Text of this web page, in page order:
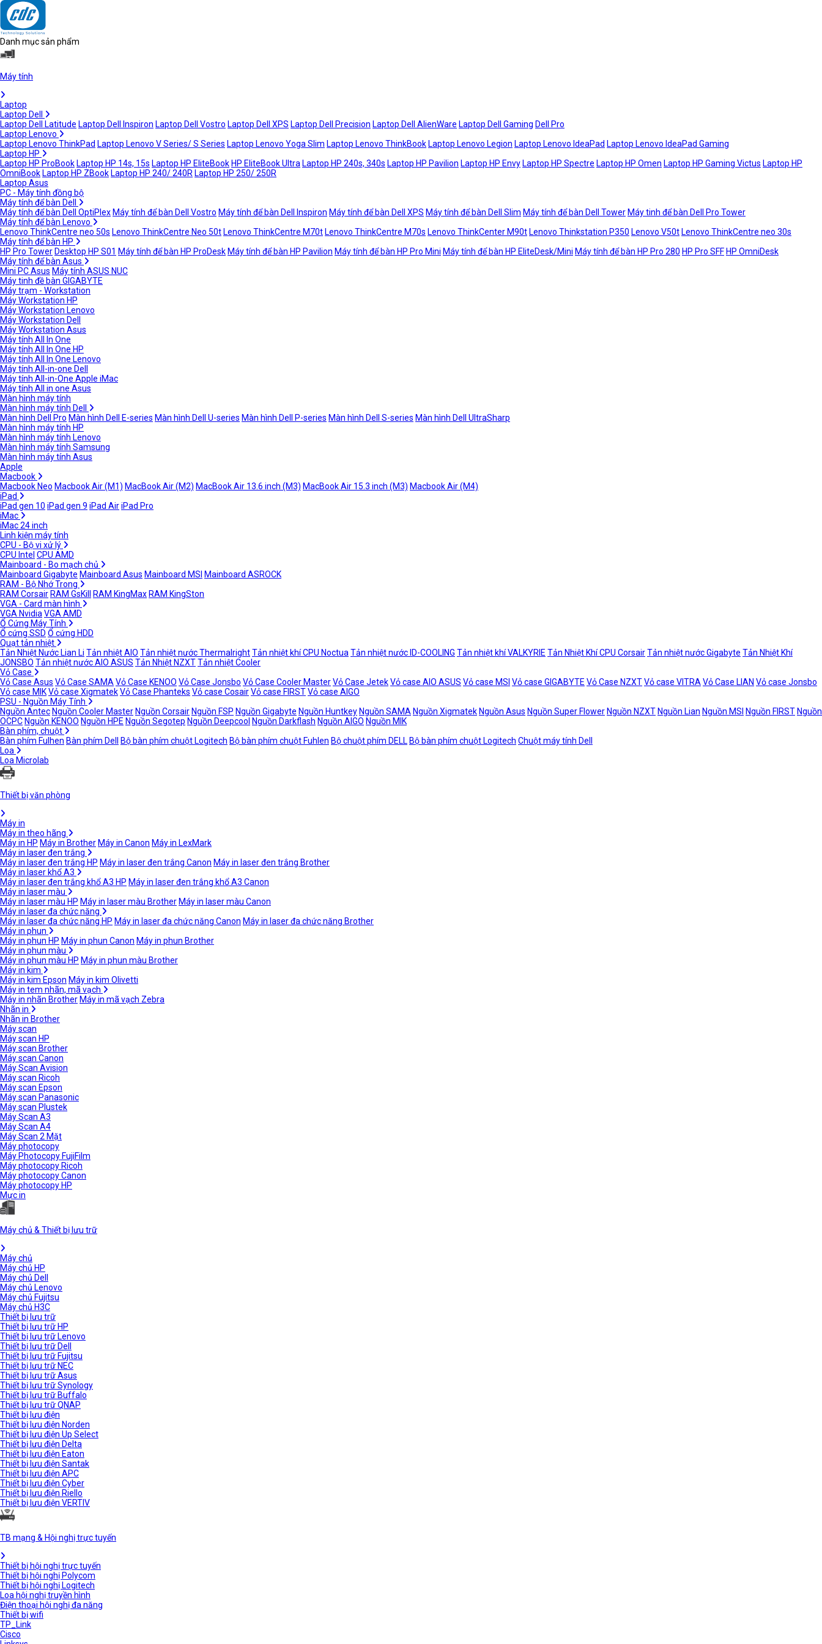
Danh mục sản phẩm
Máy tính
Laptop
Laptop Dell
Laptop Dell Latitude Laptop Dell Inspiron Laptop Dell Vostro Laptop Dell XPS Laptop Dell Precision Laptop Dell AlienWare Laptop Dell Gaming Dell Pro
Laptop Lenovo
Laptop Lenovo ThinkPad Laptop Lenovo V Series/ S Series Laptop Lenovo Yoga Slim Laptop Lenovo ThinkBook Laptop Lenovo Legion Laptop Lenovo IdeaPad Laptop Lenovo IdeaPad Gaming
Laptop HP
Laptop HP ProBook Laptop HP 14s, 15s Laptop HP EliteBook HP EliteBook Ultra Laptop HP 240s, 340s Laptop HP Pavilion Laptop HP Envy Laptop HP Spectre Laptop HP Omen Laptop HP Gaming Victus Laptop HP
OmniBook Laptop HP ZBook Laptop HP 240/ 240R Laptop HP 250/ 250R
Laptop Asus
PC - Máy tính đồng bộ
Máy tính để bàn Dell
Máy tính để bàn Dell OptiPlex Máy tính để bàn Dell Vostro Máy tính để bàn Dell Inspiron Máy tính để bàn Dell XPS Máy tính để bàn Dell Slim Máy tính để bàn Dell Tower Máy tinh để bàn Dell Pro Tower
Máy tính để bàn Lenovo
Lenovo ThinkCentre neo 50s Lenovo ThinkCentre Neo 50t Lenovo ThinkCentre M70t Lenovo ThinkCentre M70s Lenovo ThinkCenter M90t Lenovo Thinkstation P350 Lenovo V50t Lenovo ThinkCentre neo 30s
Máy tính để bàn HP
HP Pro Tower Desktop HP S01 Máy tính để bàn HP ProDesk Máy tính để bàn HP Pavilion Máy tính để bàn HP Pro Mini Máy tính để bàn HP EliteDesk/Mini Máy tính để bàn HP Pro 280 HP Pro SFF HP OmniDesk
Máy tính để bàn Asus
Mini PC Asus Máy tính ASUS NUC
Máy tinh đề bàn GIGABYTE
Máy trạm - Workstation
Máy Workstation HP
Máy Workstation Lenovo
Máy Workstation Dell
Máy Workstation Asus
Máy tính All In One
Máy tính All In One HP
Máy tính All In One Lenovo
Máy tính All-in-one Dell
Máy tính All-in-One Apple iMac
Máy tính All in one Asus
Màn hình máy tính
Màn hình máy tính Dell
Màn hình Dell Pro Màn hình Dell E-series Màn hình Dell U-series Màn hình Dell P-series Màn hình Dell S-series Màn hình Dell UltraSharp
Màn hình máy tính HP
Màn hình máy tính Lenovo
Màn hình máy tính Samsung
Màn hình máy tính Asus
Apple
Macbook
Macbook Neo Macbook Air (M1) MacBook Air (M2) MacBook Air 13.6 inch (M3) MacBook Air 15.3 inch (M3) Macbook Air (M4)
iPad
iPad gen 10 iPad gen 9 iPad AiriPad Pro
iMac
iMac 24 inch
Linh kiện máy tính
CPU - Bộ vi xử lý
CPU Intel CPU AMD
Mainboard - Bo mạch chủ
Mainboard Gigabyte Mainboard Asus Mainboard MSI Mainboard ASROCK
RAM - Bộ Nhớ Trong
RAM Corsair RAM GsKill RAM KingMax RAM KingSton
VGA - Card màn hình
VGA Nvidia VGA AMD
Ổ Cứng Máy Tính
Ổ cứng SSD Ổ cứng HDD
Quạt tản nhiệt
Tản Nhiệt Nước Lian Li Tản nhiệt AIO Tản nhiệt nước ThermalrightTản nhiệt khí CPU Noctua Tản nhiệt nước ID-COOLING Tản nhiệt khí VALKYRIE Tản Nhiệt Khí CPU CorsairTản nhiệt nước Gigabyte Tản Nhiệt Khí
JONSBO Tản nhiệt nước AIO ASUS Tản Nhiệt NZXTTản nhiệt Cooler
Vỏ Case
Vỏ Case Asus Vỏ Case SAMA Vỏ Case KENOO Vỏ Case Jonsbo Vỏ Case Cooler MasterVỏ Case JetekVỏ case AIO ASUS Vỏ case MSI Vỏ case GIGABYTE Vỏ Case NZXTVỏ case VITRA Vỏ Case LIAN Vỏ case Jonsbo
Vỏ case MIKVỏ case XigmatekVỏ Case Phanteks Vỏ case CosairVỏ case FIRSTVỏ case AIGO
PSU - Nguồn Máy Tính
Nguồn Antec Nguồn Cooler Master Nguồn Corsair Nguồn FSP Nguồn Gigabyte Nguồn Huntkey Nguồn SAMA Nguồn Xigmatek Nguồn Asus Nguồn Super Flower Nguồn NZXT Nguồn Lian Nguồn MSI Nguồn FIRST Nguồn
OCPC Nguồn KENOO Nguồn HPE Nguồn Segotep Nguồn Deepcool Nguồn Darkflash Nguồn AIGO Nguồn MIK
Bàn phím, chuột
Bàn phím Fulhen Bàn phím Dell Bộ bàn phím chuột Logitech Bộ bàn phím chuột Fuhlen Bộ chuột phím DELL Bộ bàn phím chuột Logitech Chuột máy tính Dell
Loa
Loa Microlab
Thiết bị văn phòng
Máy in
Máy in theo hãng
Máy in HP Máy in Brother Máy in Canon Máy in LexMark
Máy in laser đen trắng
Máy in laser đen trắng HP Máy in laser đen trắng Canon Máy in laser đen trắng Brother
Máy in laser khổ A3
Máy in laser đen trắng khổ A3 HP Máy in laser đen trắng khổ A3 Canon
Máy in laser màu
Máy in laser màu HP Máy in laser màu Brother Máy in laser màu Canon
Máy in laser đa chức năng
Máy in laser đa chức năng HP Máy in laser đa chức năng Canon Máy in laser đa chức năng Brother
Máy in phun
Máy in phun HP Máy in phun Canon Máy in phun Brother
Máy in phun màu
Máy in phun màu HP Máy in phun màu Brother
Máy in kim
Máy in kim Epson Máy in kim Olivetti
Máy in tem nhãn, mã vạch
Máy in nhãn Brother Máy in mã vạch Zebra
Nhãn in
Nhãn in Brother
Máy scan
Máy scan HP
Máy scan Brother
Máy scan Canon
Máy Scan Avision
Máy scan Ricoh
Máy scan Epson
Máy scan Panasonic
Máy scan Plustek
Máy Scan A3
Máy Scan A4
Máy Scan 2 Mặt
Máy photocopy
Máy Photocopy FujiFilm
Máy photocopy Ricoh
Máy photocopy Canon
Máy photocopy HP
Mực in
Máy chủ & Thiết bị lưu trữ
Máy chủ
Máy chủ HP
Máy chủ Dell
Máy chủ Lenovo
Máy chủ Fujitsu
Máy chủ H3C
Thiết bị lưu trữ
Thiết bị lưu trữ HP
Thiết bị lưu trữ Lenovo
Thiết bị lưu trữ Dell
Thiết bị lưu trữ Fujitsu
Thiết bị lưu trữ NEC
Thiết bị lưu trữ Asus
Thiết bị lưu trữ Synology
Thiết bị lưu trữ Buffalo
Thiết bị lưu trữ QNAP
Thiết bị lưu điện
Thiết bị lưu điện Norden
Thiết bị lưu điện Up Select
Thiết bị lưu điện Delta
Thiết bị lưu điện Eaton
Thiết bị lưu điện Santak
Thiết bị lưu điện APC
Thiết bị lưu điện Cyber
Thiết bị lưu điện Riello
Thiết bị lưu điện VERTIV
TB mạng & Hội nghị trực tuyến
Thiết bị hội nghị trực tuyến
Thiết bị hội nghị Polycom
Thiết bị hội nghị Logitech
Loa hội nghị truyền hình
Điện thoại hội nghị đa năng
Thiết bị wifi
TP_Link
Cisco